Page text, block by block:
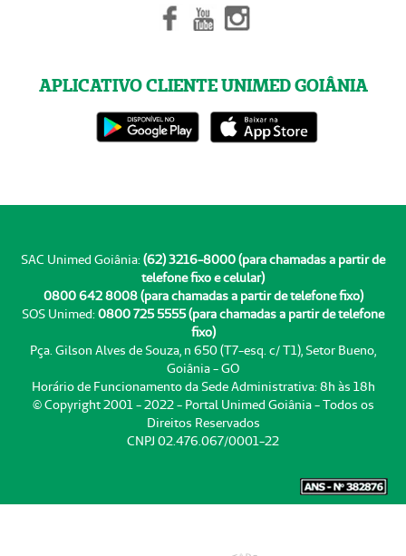
APLICATIVO CLIENTE UNIMED GOIÂNIA
SAC Unimed Goiânia: (62) 3216-8000 (para chamadas a partir de
telefone fixo e celular)
0800 642 8008 (para chamadas a partir de telefone fixo)
SOS Unimed: 0800 725 5555 (para chamadas a partir de telefone
fixo)
Pça. Gilson Alves de Souza, n 650 (T7-esq. c/ T1), Setor Bueno,
Goiânia - GO
Horário de Funcionamento da Sede Administrativa: 8h às 18h
© Copyright 2001 - 2022 - Portal Unimed Goiânia - Todos os
Direitos Reservados
CNPJ 02.476.067/0001-22